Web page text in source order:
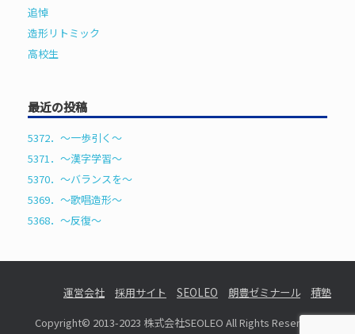
追悼
造形リトミック
高校生
最近の投稿
5372．～一歩引く〜
5371．～漢字学習〜
5370．～バランスを〜
5369．～歌唱造形〜
5368．～反復〜
運営会社 採用サイト SEOLEO 朗豊ゼミナール 積塾
Copyright© 2013-2023 株式会社SEOLEO All Rights Reserved.